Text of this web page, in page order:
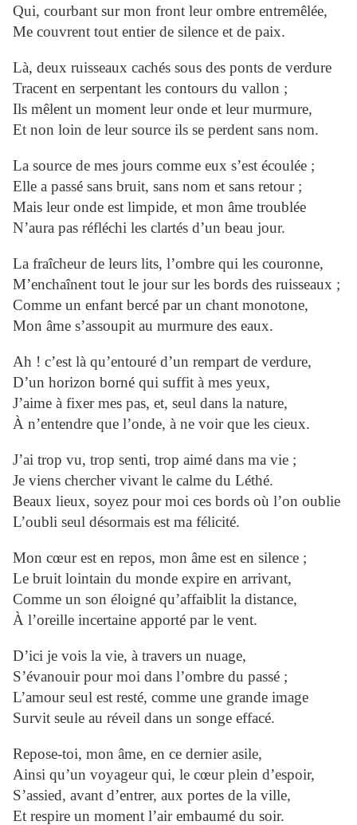
Qui, courbant sur mon front leur ombre entremêlée,
Me couvrent tout entier de silence et de paix.
Là, deux ruisseaux cachés sous des ponts de verdure
Tracent en serpentant les contours du vallon ;
Ils mêlent un moment leur onde et leur murmure,
Et non loin de leur source ils se perdent sans nom.
La source de mes jours comme eux s’est écoulée ;
Elle a passé sans bruit, sans nom et sans retour ;
Mais leur onde est limpide, et mon âme troublée
N’aura pas réfléchi les clartés d’un beau jour.
La fraîcheur de leurs lits, l’ombre qui les couronne,
M’enchaînent tout le jour sur les bords des ruisseaux ;
Comme un enfant bercé par un chant monotone,
Mon âme s’assoupit au murmure des eaux.
Ah ! c’est là qu’entouré d’un rempart de verdure,
D’un horizon borné qui suffit à mes yeux,
J’aime à fixer mes pas, et, seul dans la nature,
À n’entendre que l’onde, à ne voir que les cieux.
J’ai trop vu, trop senti, trop aimé dans ma vie ;
Je viens chercher vivant le calme du Léthé.
Beaux lieux, soyez pour moi ces bords où l’on oublie
L’oubli seul désormais est ma félicité.
Mon cœur est en repos, mon âme est en silence ;
Le bruit lointain du monde expire en arrivant,
Comme un son éloigné qu’affaiblit la distance,
À l’oreille incertaine apporté par le vent.
D’ici je vois la vie, à travers un nuage,
S’évanouir pour moi dans l’ombre du passé ;
L’amour seul est resté, comme une grande image
Survit seule au réveil dans un songe effacé.
Repose-toi, mon âme, en ce dernier asile,
Ainsi qu’un voyageur qui, le cœur plein d’espoir,
S’assied, avant d’entrer, aux portes de la ville,
Et respire un moment l’air embaumé du soir.